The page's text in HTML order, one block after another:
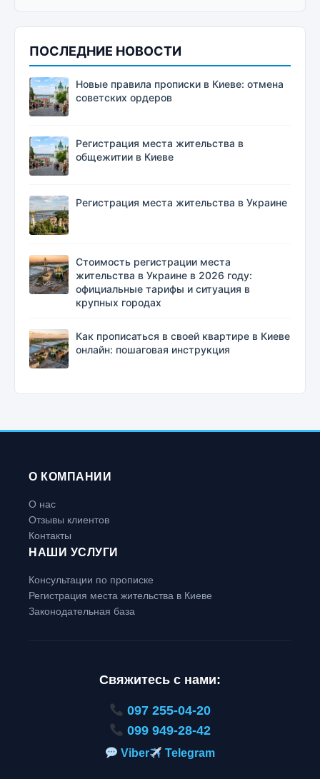
ПОСЛЕДНИЕ НОВОСТИ
Новые правила прописки в Киеве: отмена
советских ордеров
Регистрация места жительства в
общежитии в Киеве
Регистрация места жительства в Украине
Стоимость регистрации места
жительства в Украине в 2026 году:
официальные тарифы и ситуация в
крупных городах
Как прописаться в своей квартире в Киеве
онлайн: пошаговая инструкция
О КОМПАНИИ
О нас
Отзывы клиентов
Контакты
НАШИ УСЛУГИ
Консультации по прописке
Регистрация места жительства в Киеве
Законодательная база
Свяжитесь с нами:
097 255-04-20
099 949-28-42
Viber Telegram